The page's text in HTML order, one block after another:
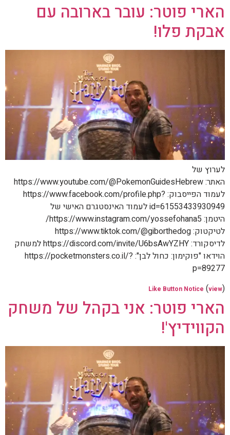
הארי פוטר: עובר בארובה עם
אבקת פלו!
לערוץ של
האתר: https://www.youtube.com/@PokemonGuidesHebrew
לעמוד הפייסבוק: https://www.facebook.com/profile.php?
id=61553433930949 לעמוד האינסטגרם האישי של
היטמן: https://www.instagram.com/yossefohana5/
לטיקטוק: https://www.tiktok.com/@giborthedog
לדיסקורד: https://discord.com/invite/U6bsAwYZHY למשחק
הוידאו "פוקימון: כחול לבן": https://pocketmonsters.co.il/?
p=89277
Like Button Notice (view)
הארי פוטר: אני בקהל של משחק
הקווידיץ'!